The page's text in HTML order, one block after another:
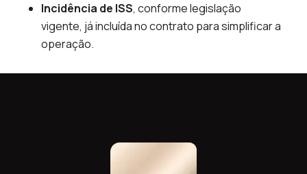
Incidência de ISS, conforme legislação
vigente, já incluída no contrato para simplificar a
operação.